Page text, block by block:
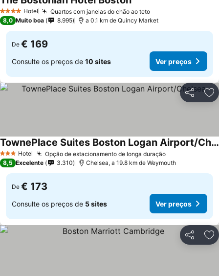
4 EstrelasHotel Quartos com janelas do chão ao teto
8,0 Muito boa 8.995 a 0.1 km de Quincy Market
De € 169
Consulte os preços de 10 sites Ver preços
Partilhar
3 EstrelasHotel Opção de estacionamento de longa duração
TownePlace Suites Boston Logan Airport/Chelsea
8,5 Excelente 3.310 Chelsea, a 19.8 km de Weymouth
De € 173
Consulte os preços de 5 sites Ver preços
Partilhar